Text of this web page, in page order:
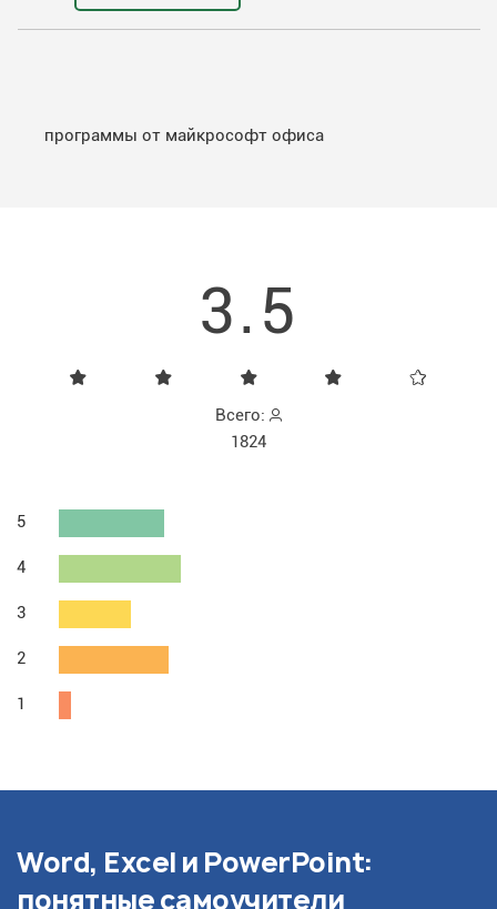
программы от майкрософт офиса
3.5
Всего:
1824
5
4
3
2
1
Word, Excel и PowerPoint:
понятные самоучители